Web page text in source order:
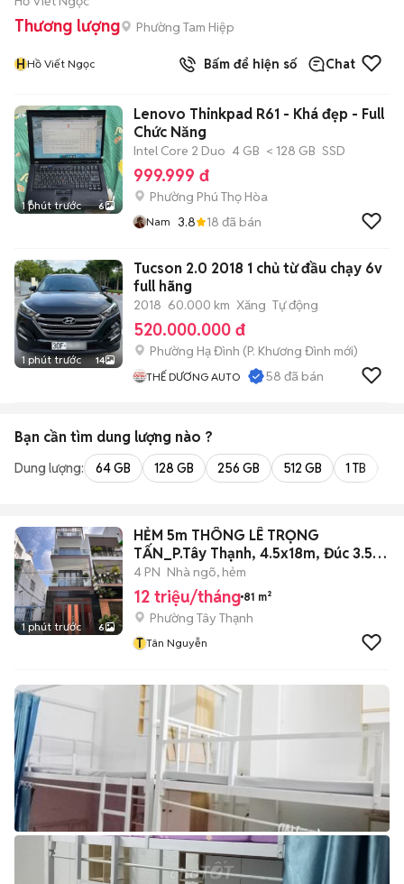
Thương lượng Phường Tam Hiệp
HHồ Viết Ngọc Bấm để hiện số Chat
1 phút trước 6
Lenovo Thinkpad R61 - Khá đẹp - Full
Chức Năng
Intel Core 2 Duo 4 GB < 128 GB SSD
999.999 đ
Phường Phú Thọ Hòa
Nam 3.8 18 đã bán
1 phút trước 14
Tucson 2.0 2018 1 chủ từ đầu chạy 6v
full hãng
2018 60.000 km Xăng Tự động
520.000.000 đ
Phường Hạ Đình (P. Khương Đình mới)
THẾ DƯƠNG AUTO 58 đã bán
Bạn cần tìm dung lượng nào ?
Dung lượng: 64 GB 128 GB 256 GB 512 GB 1 TB
1 phút trước 6
HẺM 5m THÔNG LÊ TRỌNG
TẤN_P.Tây Thạnh, 4.5x18m, Đúc 3.5
Tấm Mới, 4PN
4 PN Nhà ngõ, hẻm
12 triệu/tháng 81 m²
Phường Tây Thạnh
T Tân Nguyễn